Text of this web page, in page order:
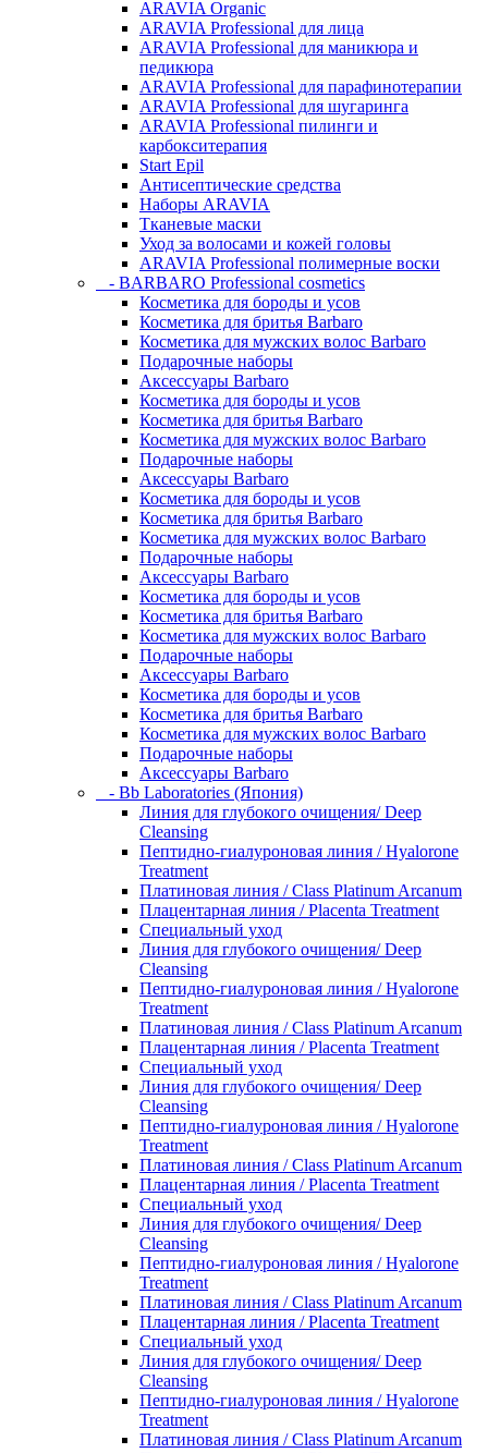
ARAVIA Organic
ARAVIA Professional для лица
ARAVIA Professional для маникюра и
педикюра
ARAVIA Professional для парафинотерапии
ARAVIA Professional для шугаринга
ARAVIA Professional пилинги и
карбокситерапия
Start Epil
Антисептические средства
Наборы ARAVIA
Тканевые маски
Уход за волосами и кожей головы
ARAVIA Professional полимерные воски
- BARBARO Professional cosmetics
Косметика для бороды и усов
Косметика для бритья Barbaro
Косметика для мужских волос Barbaro
Подарочные наборы
Аксессуары Barbaro
Косметика для бороды и усов
Косметика для бритья Barbaro
Косметика для мужских волос Barbaro
Подарочные наборы
Аксессуары Barbaro
Косметика для бороды и усов
Косметика для бритья Barbaro
Косметика для мужских волос Barbaro
Подарочные наборы
Аксессуары Barbaro
Косметика для бороды и усов
Косметика для бритья Barbaro
Косметика для мужских волос Barbaro
Подарочные наборы
Аксессуары Barbaro
Косметика для бороды и усов
Косметика для бритья Barbaro
Косметика для мужских волос Barbaro
Подарочные наборы
Аксессуары Barbaro
- Bb Laboratories (Япония)
Линия для глубокого очищения/ Deep
Cleansing
Пептидно-гиалуроновая линия / Hyalorone
Treatment
Платиновая линия / Class Platinum Arcanum
Плацентарная линия / Placenta Treatment
Специальный уход
Линия для глубокого очищения/ Deep
Cleansing
Пептидно-гиалуроновая линия / Hyalorone
Treatment
Платиновая линия / Class Platinum Arcanum
Плацентарная линия / Placenta Treatment
Специальный уход
Линия для глубокого очищения/ Deep
Cleansing
Пептидно-гиалуроновая линия / Hyalorone
Treatment
Платиновая линия / Class Platinum Arcanum
Плацентарная линия / Placenta Treatment
Специальный уход
Линия для глубокого очищения/ Deep
Cleansing
Пептидно-гиалуроновая линия / Hyalorone
Treatment
Платиновая линия / Class Platinum Arcanum
Плацентарная линия / Placenta Treatment
Специальный уход
Линия для глубокого очищения/ Deep
Cleansing
Пептидно-гиалуроновая линия / Hyalorone
Treatment
Платиновая линия / Class Platinum Arcanum